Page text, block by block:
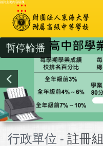
跳到主要內容區塊
:::
暫停輪播
行政單位 - 註冊組